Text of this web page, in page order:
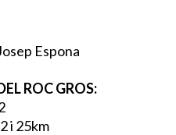
Espona
ROC GROS:
i 25km